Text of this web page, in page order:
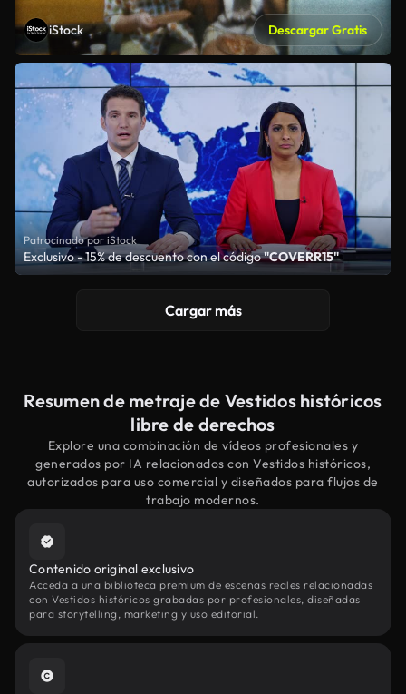
iStock Descargar Gratis
Patrocinado por iStock
Exclusivo - 15% de descuento con el código"COVERR15"
Cargar más
Resumen de metraje de Vestidos históricos
libre de derechos
Explore una combinación de vídeos profesionales y
generados por IA relacionados con Vestidos históricos,
autorizados para uso comercial y diseñados para flujos de
trabajo modernos.
Contenido original exclusivo
Acceda a una biblioteca premium de escenas reales relacionadas
con Vestidos históricos grabadas por profesionales, diseñadas
para storytelling, marketing y uso editorial.